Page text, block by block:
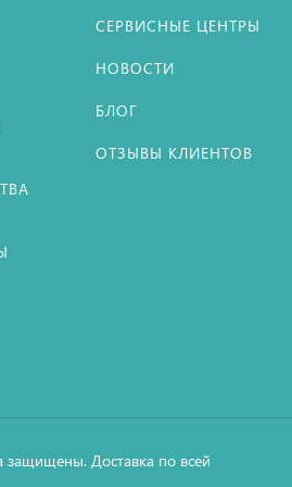
СЕРВИСНЫЕ ЦЕНТРЫ
НОВОСТИ
БЛОГ
ОТЗЫВЫ КЛИЕНТОВ
защищены. Доставка по всей